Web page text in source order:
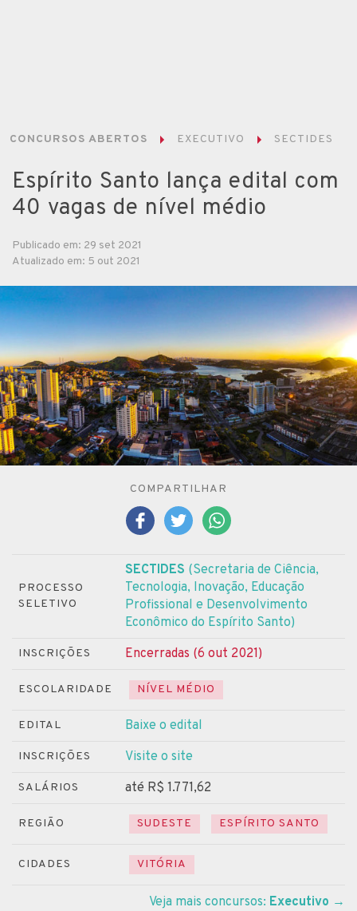
CONCURSOS ABERTOS EXECUTIVO SECTIDES
Espírito Santo lança edital com
40 vagas de nível médio
Publicado em: 29 set 2021
Atualizado em: 5 out 2021
COMPARTILHAR
PROCESSO
SELETIVO
SECTIDES (Secretaria de Ciência,
Tecnologia, Inovação, Educação
Profissional e Desenvolvimento
Econômico do Espírito Santo)
INSCRIÇÕES Encerradas (6 out 2021)
ESCOLARIDADE NÍVEL MÉDIO
EDITAL Baixe o edital
INSCRIÇÕES Visite o site
SALÁRIOS até R$ 1.771,62
REGIÃO SUDESTE ESPÍRITO SANTO
CIDADES VITÓRIA
Veja mais concursos: Executivo →